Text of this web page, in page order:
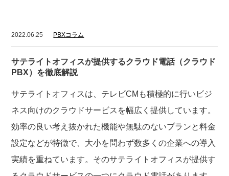
2022.06.25 PBXコラム
サテライトオフィスが提供するクラウド電話（クラウド
PBX）を徹底解説
サテライトオフィスは、テレビCMも積極的に行いビジ
ネス向けのクラウドサービスを幅広く提供しています。
効率の良い考え抜かれた機能や無駄のないプランと料金
設定などが特徴で、大小を問わず数多くの企業への導入
実績を重ねています。そのサテライトオフィスが提供す